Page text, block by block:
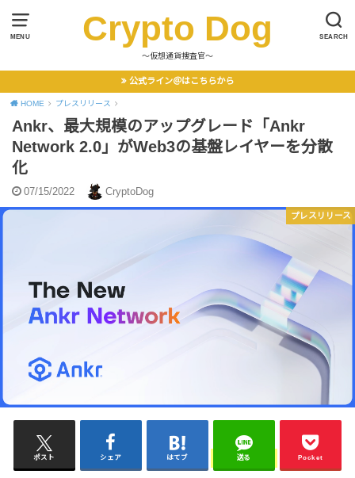
MENU SEARCH
Crypto Dog
〜仮想通貨捜査官〜
公式ライン＠はこちらから
HOME プレスリリース
Ankr、最大規模のアップグレード「Ankr
Network 2.0」がWeb3の基盤レイヤーを分散
化
07/15/2022 CryptoDog
プレスリリース
ポスト シェア はてブ 送る Pocket